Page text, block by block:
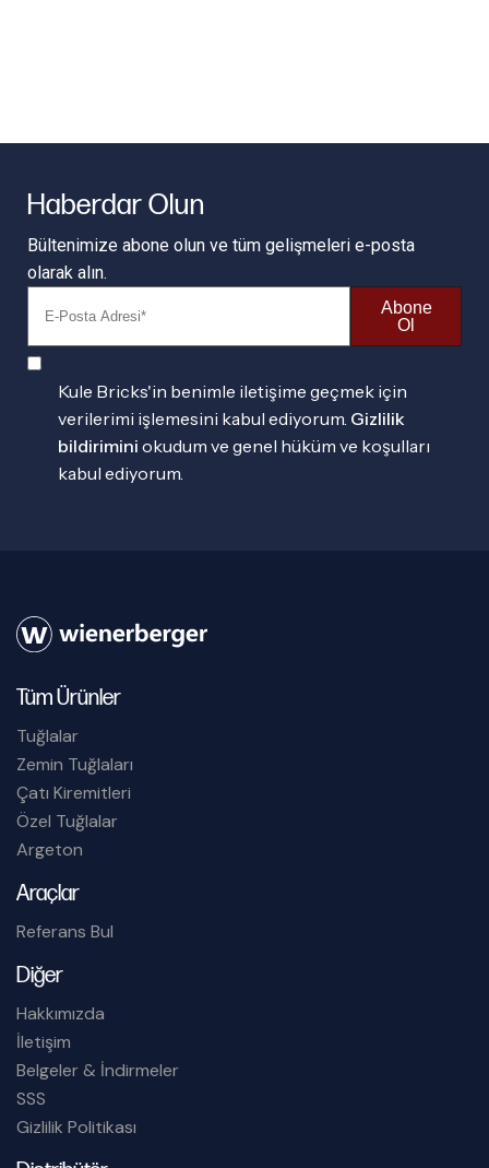
Haberdar Olun
Bültenimize abone olun ve tüm gelişmeleri e-posta
olarak alın.
Abone
Ol
Kule Bricks'in benimle iletişime geçmek için
verilerimi işlemesini kabul ediyorum. Gizlilik
bildirimini okudum ve genel hüküm ve koşulları
kabul ediyorum.
Tüm Ürünler
Tuğlalar
Zemin Tuğlaları
Çatı Kiremitleri
Özel Tuğlalar
Argeton
Araçlar
Referans Bul
Diğer
Hakkımızda
İletişim
Belgeler & İndirmeler
SSS
Gizlilik Politikası